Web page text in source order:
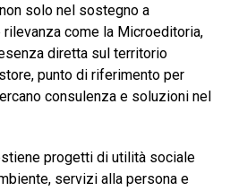
solo nel sostegno a
come la Microeditoria,
diretta sul territorio
punto di riferimento per
consulenza e soluzioni nel
progetti di utilità sociale
servizi alla persona e